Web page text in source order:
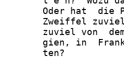
Oder hat  die
Zweiffel
zuviel von
gien, in
       ten?